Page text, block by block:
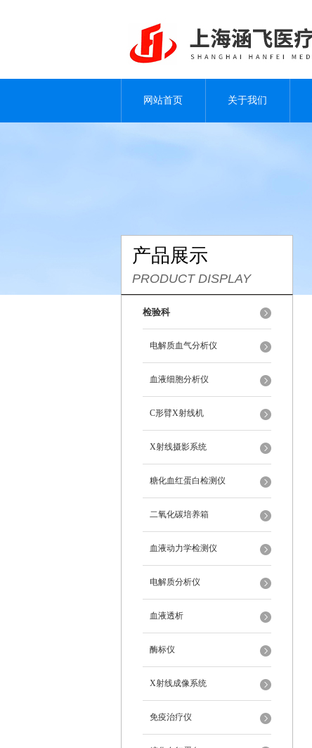
网站首页 关于我们
产品展示
PRODUCT DISPLAY
检验科
电解质血气分析仪
血液细胞分析仪
C形臂X射线机
X射线摄影系统
糖化血红蛋白检测仪
二氧化碳培养箱
血液动力学检测仪
电解质分析仪
血液透析
酶标仪
X射线成像系统
免疫治疗仪